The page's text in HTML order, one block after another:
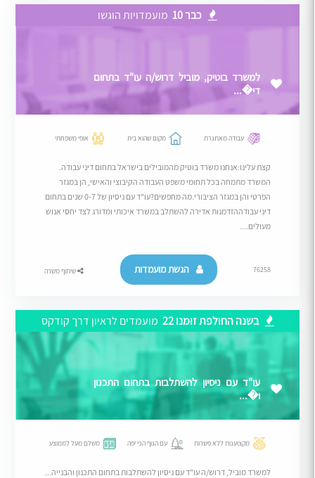
כבר 10 מועמדויות הוגשו
למשרד בוטיק, מוביל דרוש/ה עו"ד בתחום
די�...
עבודה מאתגרת מקום שהוא בית אופי משפחתי
קצת עלינו:אנחנו משרד בוטיק מהמובילים בישראל בתחום דיני עבודה.
המשרד מתמחה בכל תחומי משפט העבודה הקיבוצי והאישי, הן במגזר
הפרטי והן במגזר הציבורי.מה מחפשים?עו"ד עם ניסיון של 0-7 שנים בתחום
דיני עבודההזדמנות אדירה להשתלב במשרד איכותי ומדורג לצד יחסי אנוש
מעולים....
76258 הגשת מועמדות שיתוף משרה
בשנה החולפת זומנו 22 מועמדים לראיון דרך קודקס
עו"ד עם ניסיון להשתלבות בתחום התכנון
ו�...
מקצוענות ללא פשרות עם הנוף הכי יפה משלם מעל לממוצע
למשרד מוביל, דרוש/ה עו"ד עם ניסיון להשתלבות בתחום התכנון והבנייה...